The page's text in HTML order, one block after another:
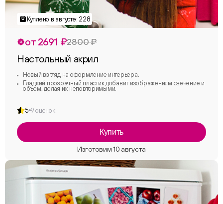
от 2691 ₽2800 ₽
Настольный акрил
Новый взгляд на оформление интерьера.
Гладкий прозрачный пластик добавит изображениям свечение и
объем, делая их неповторимыми.
5 9 оценок
Купить